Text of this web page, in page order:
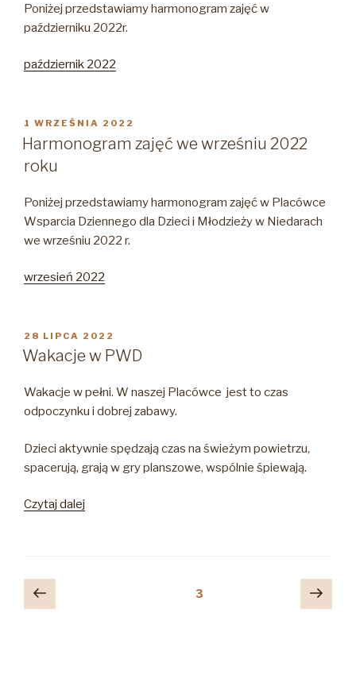
Poniżej przedstawiamy harmonogram zajęć w
październiku 2022r.
październik 2022
OPUBLIKOWANE
W
1 WRZEŚNIA 2022
Harmonogram zajęć we wrześniu 2022
roku
Poniżej przedstawiamy harmonogram zajęć w Placówce
Wsparcia Dziennego dla Dzieci i Młodzieży w Niedarach
we wrześniu 2022 r.
wrzesień 2022
OPUBLIKOWANE
W
28 LIPCA 2022
Wakacje w PWD
Wakacje w pełni. W naszej Placówce jest to czas
odpoczynku i dobrej zabawy.
Dzieci aktywnie spędzają czas na świeżym powietrzu,
spacerują, grają w gry planszowe, wspólnie śpiewają.
Czytaj dalej
Stronicowanie
wpisów
Poprzednia
strona
Strona3